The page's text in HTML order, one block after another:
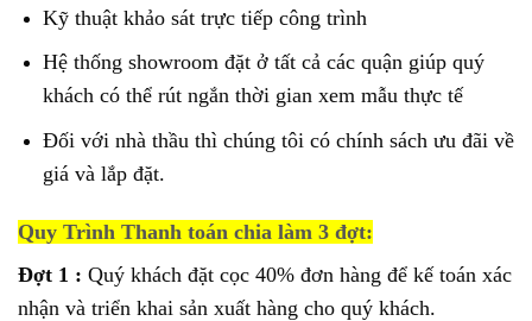
Kỹ thuật khảo sát trực tiếp công trình
Hệ thống showroom đặt ở tất cả các quận giúp quý
khách có thể rút ngắn thời gian xem mẫu thực tế
Đối với nhà thầu thì chúng tôi có chính sách ưu đãi về
giá và lắp đặt.
Quy Trình Thanh toán chia làm 3 đợt:
Đợt 1 : Quý khách đặt cọc 40% đơn hàng để kế toán xác
nhận và triển khai sản xuất hàng cho quý khách.